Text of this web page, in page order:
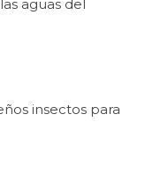
aguas del
insectos para